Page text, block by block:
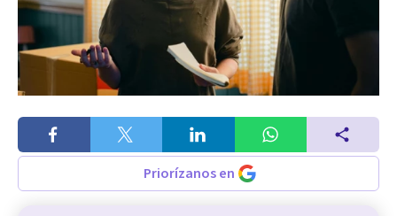
Priorízanos en